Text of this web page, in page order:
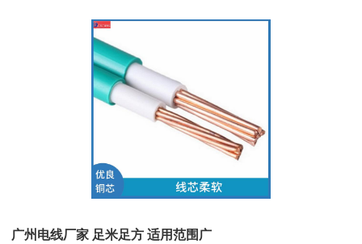
广州电线厂家 足米足方 适用范围广